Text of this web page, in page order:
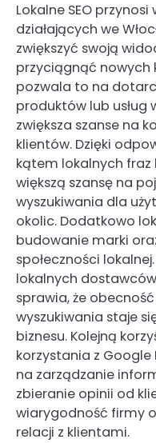
Lokalne SEO
działających we
zwiększyć swoją
przyciągnąć nowych
pozwala to na
produktów lub usług
zwiększa szanse na
klientów. Dzięki
kątem lokalnych
większą szansę na
wyszukiwania dla
okolic. Dodatkowo
budowanie marki
społeczności
lokalnych
sprawia, że
wyszukiwania staje
biznesu. Kolejną
korzystania z
na zarządzanie
zbieranie opinii od
wiarygodność firmy
relacji z klientami.